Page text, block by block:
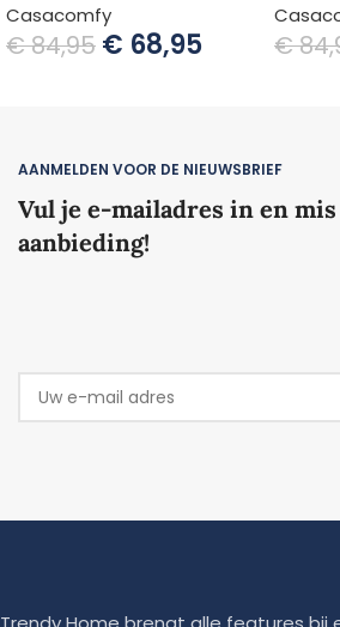
Casacomfy
€84,95 € 68,95 €
AANMELDEN VOOR DE NIEUWSBRIEF
Vul je e-mailadres in en mis
aanbieding!